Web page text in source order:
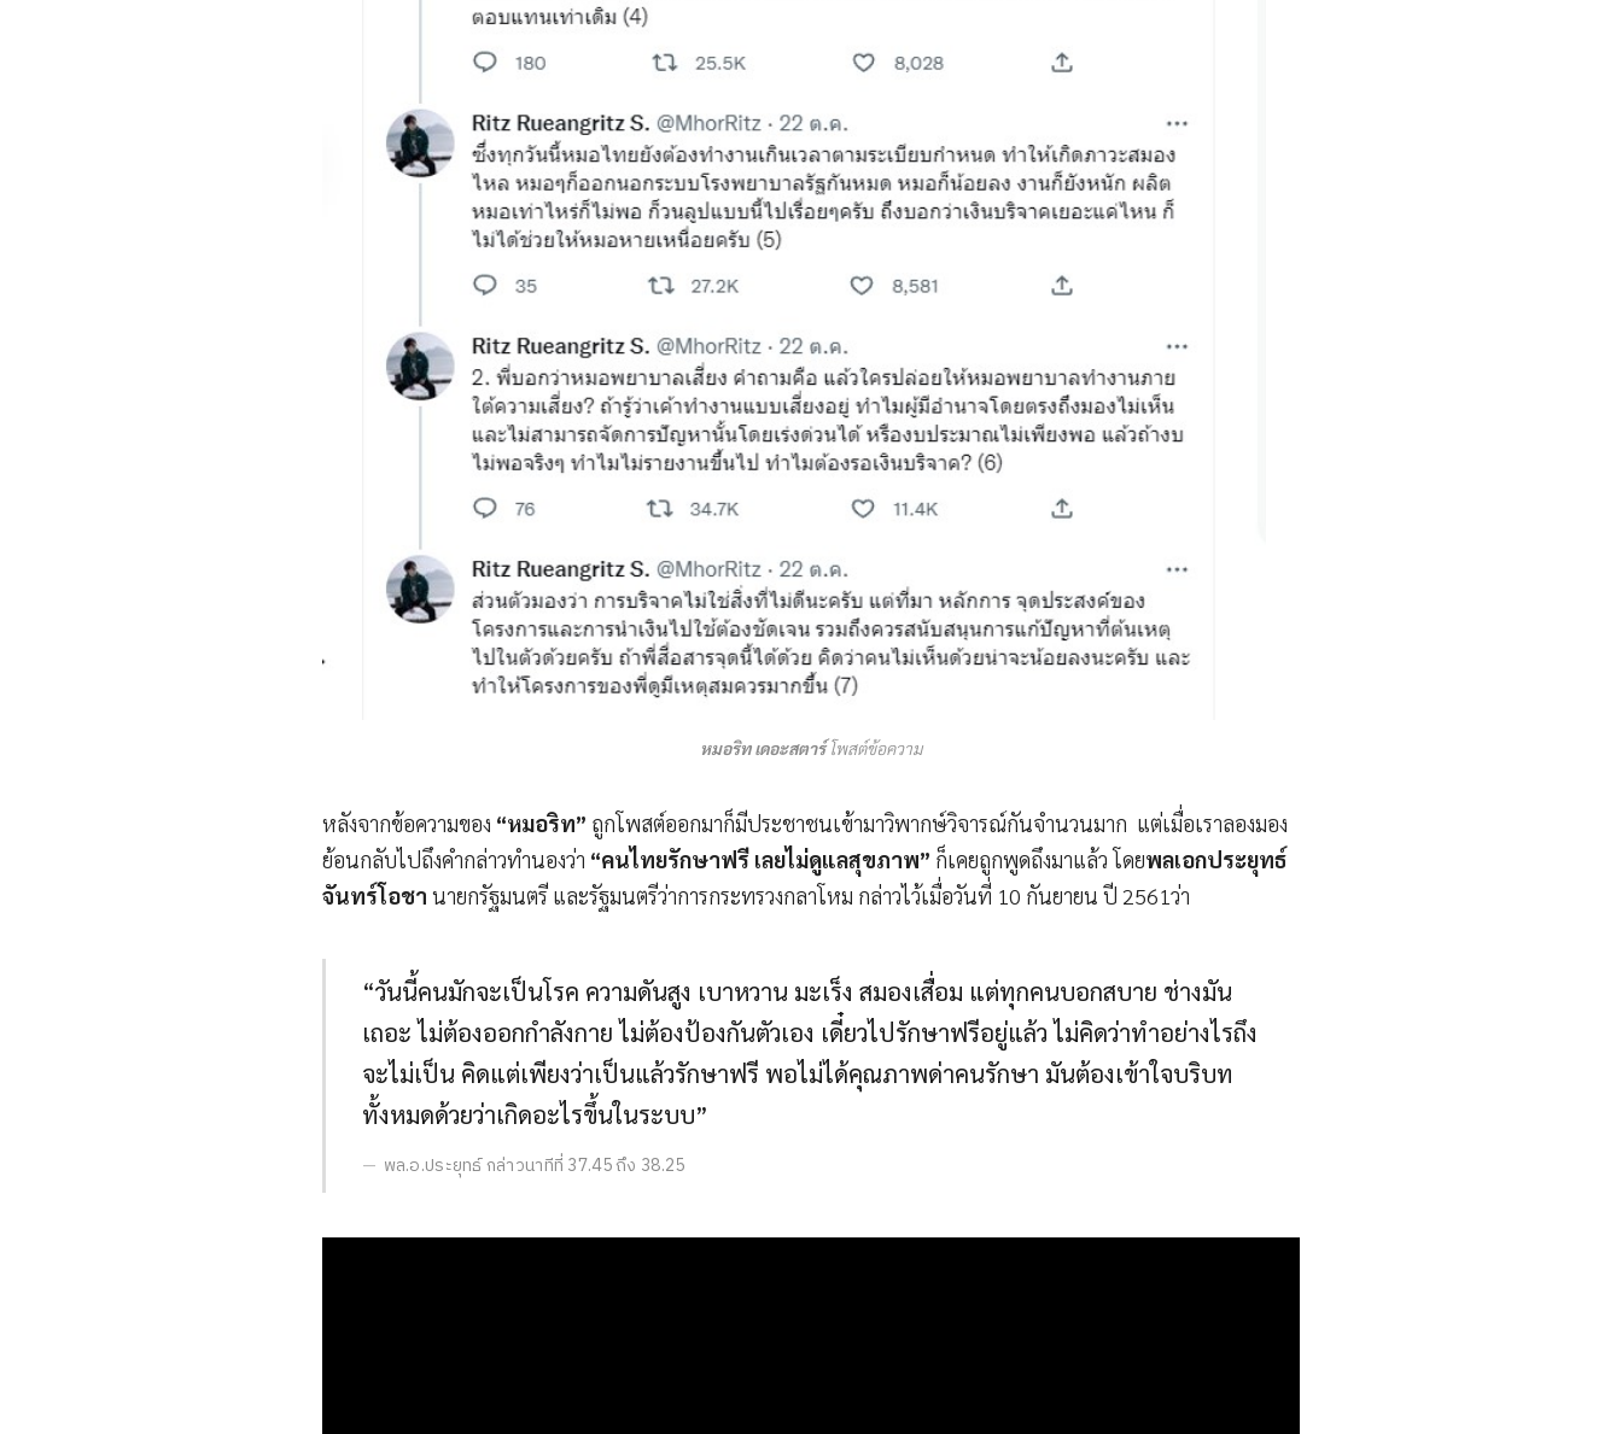
หมอริท เดอะสตาร์โพสต์ข้อความ
หลังจากข้อความของ “หมอริท” ถูกโพสต์ออกมาก็มีประชาชนเข้ามาวิพากษ์วิจารณ์กันจำนวนมาก แต่เมื่อเราลองมอง
ย้อนกลับไปถึงคำกล่าวทำนองว่า “คนไทยรักษาฟรี เลยไม่ดูแลสุขภาพ” ก็เคยถูกพูดถึงมาแล้ว โดยพลเอกประยุทธ์
จันทร์โอชา นายกรัฐมนตรี และรัฐมนตรีว่าการกระทรวงกลาโหม กล่าวไว้เมื่อวันที่ 10 กันยายน ปี 2561ว่า
“วันนี้คนมักจะเป็นโรค ความดันสูง เบาหวาน มะเร็ง สมองเสื่อม แต่ทุกคนบอกสบาย ช่างมัน
เถอะ ไม่ต้องออกกำลังกาย ไม่ต้องป้องกันตัวเอง เดี๋ยวไปรักษาฟรีอยู่แล้ว ไม่คิดว่าทำอย่างไรถึง
จะไม่เป็น คิดแต่เพียงว่าเป็นแล้วรักษาฟรี พอไม่ได้คุณภาพด่าคนรักษา มันต้องเข้าใจบริบท
ทั้งหมดด้วยว่าเกิดอะไรขึ้นในระบบ”
พล.อ.ประยุทธ์ กล่าวนาทีที่ 37.45 ถึง 38.25